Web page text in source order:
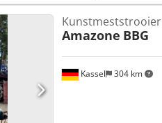
Kassel 304 km
Kunstmeststrooier
Amazone BBG